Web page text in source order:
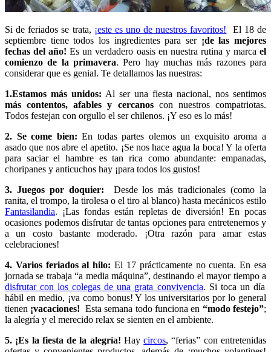
Si de feriados se trata, ¡este es uno de nuestros favoritos! El 18 de
septiembre tiene todos los ingredientes para ser¡de las mejores
fechas del año! Es un verdadero oasis en nuestra rutina y marcael
comienzo de la primavera. Pero hay muchas más razones para
considerar que es genial. Te detallamos las nuestras:
1.Estamos más unidos: Al ser una fiesta nacional, nos sentimos
más contentos, afables y cercanoscon nuestros compatriotas.
Todos festejan con orgullo el ser chilenos. ¡Y eso es lo más!
2. Se come bien: En todas partes olemos un exquisito aroma a
asado que nos abre el apetito. ¡Se nos hace agua la boca! Y la oferta
para saciar el hambre es tan rica como abundante: empanadas,
choripanes y anticuchos hay ¡para todos los gustos!
3. Juegos por doquier: Desde los más tradicionales (como la
ranita, el trompo, la tirolesa o el tiro al blanco) hasta mecánicos estilo
Fantasilandia. ¡Las fondas están repletas de diversión! En pocas
ocasiones podemos disfrutar de tantas opciones para entretenernos y
a un costo bastante moderado. ¡Otra razón para amar estas
celebraciones!
4. Varios feriados al hilo: El 17 prácticamente no cuenta. En esa
jornada se trabaja “a media máquina”, destinando el mayor tiempo a
disfrutar con los colegas de una grata convivencia. Si toca un día
hábil en medio, ¡va como bonus! Y los universitarios por lo general
tienen ¡vacaciones! Esta semana todo funciona en “modo festejo”;
la alegría y el merecido relax se sienten en el ambiente.
5. ¡Es la fiesta de la alegría! Haycircos, “ferias” con entretenidas